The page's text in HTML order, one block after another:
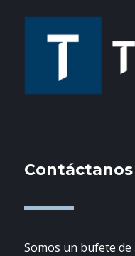
Contáctanos
Somos un bufete